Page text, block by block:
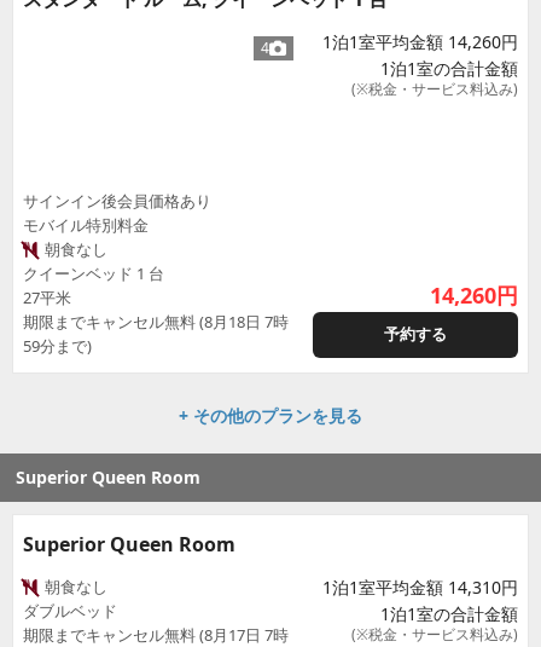
4
サインイン後会員価格あり
モバイル特別料金
朝食なし
クイーンベッド 1 台
27平米
期限までキャンセル無料 (8月18日 7時
59分まで)
1泊1室平均金額 14,260円
1泊1室の合計金額
(※税金・サービス料込み)
14,260円
予約する
+ その他のプランを見る
Superior Queen Room
Superior Queen Room
朝食なし
ダブルベッド
期限までキャンセル無料 (8月17日 7時
1泊1室平均金額 14,310円
1泊1室の合計金額
(※税金・サービス料込み)